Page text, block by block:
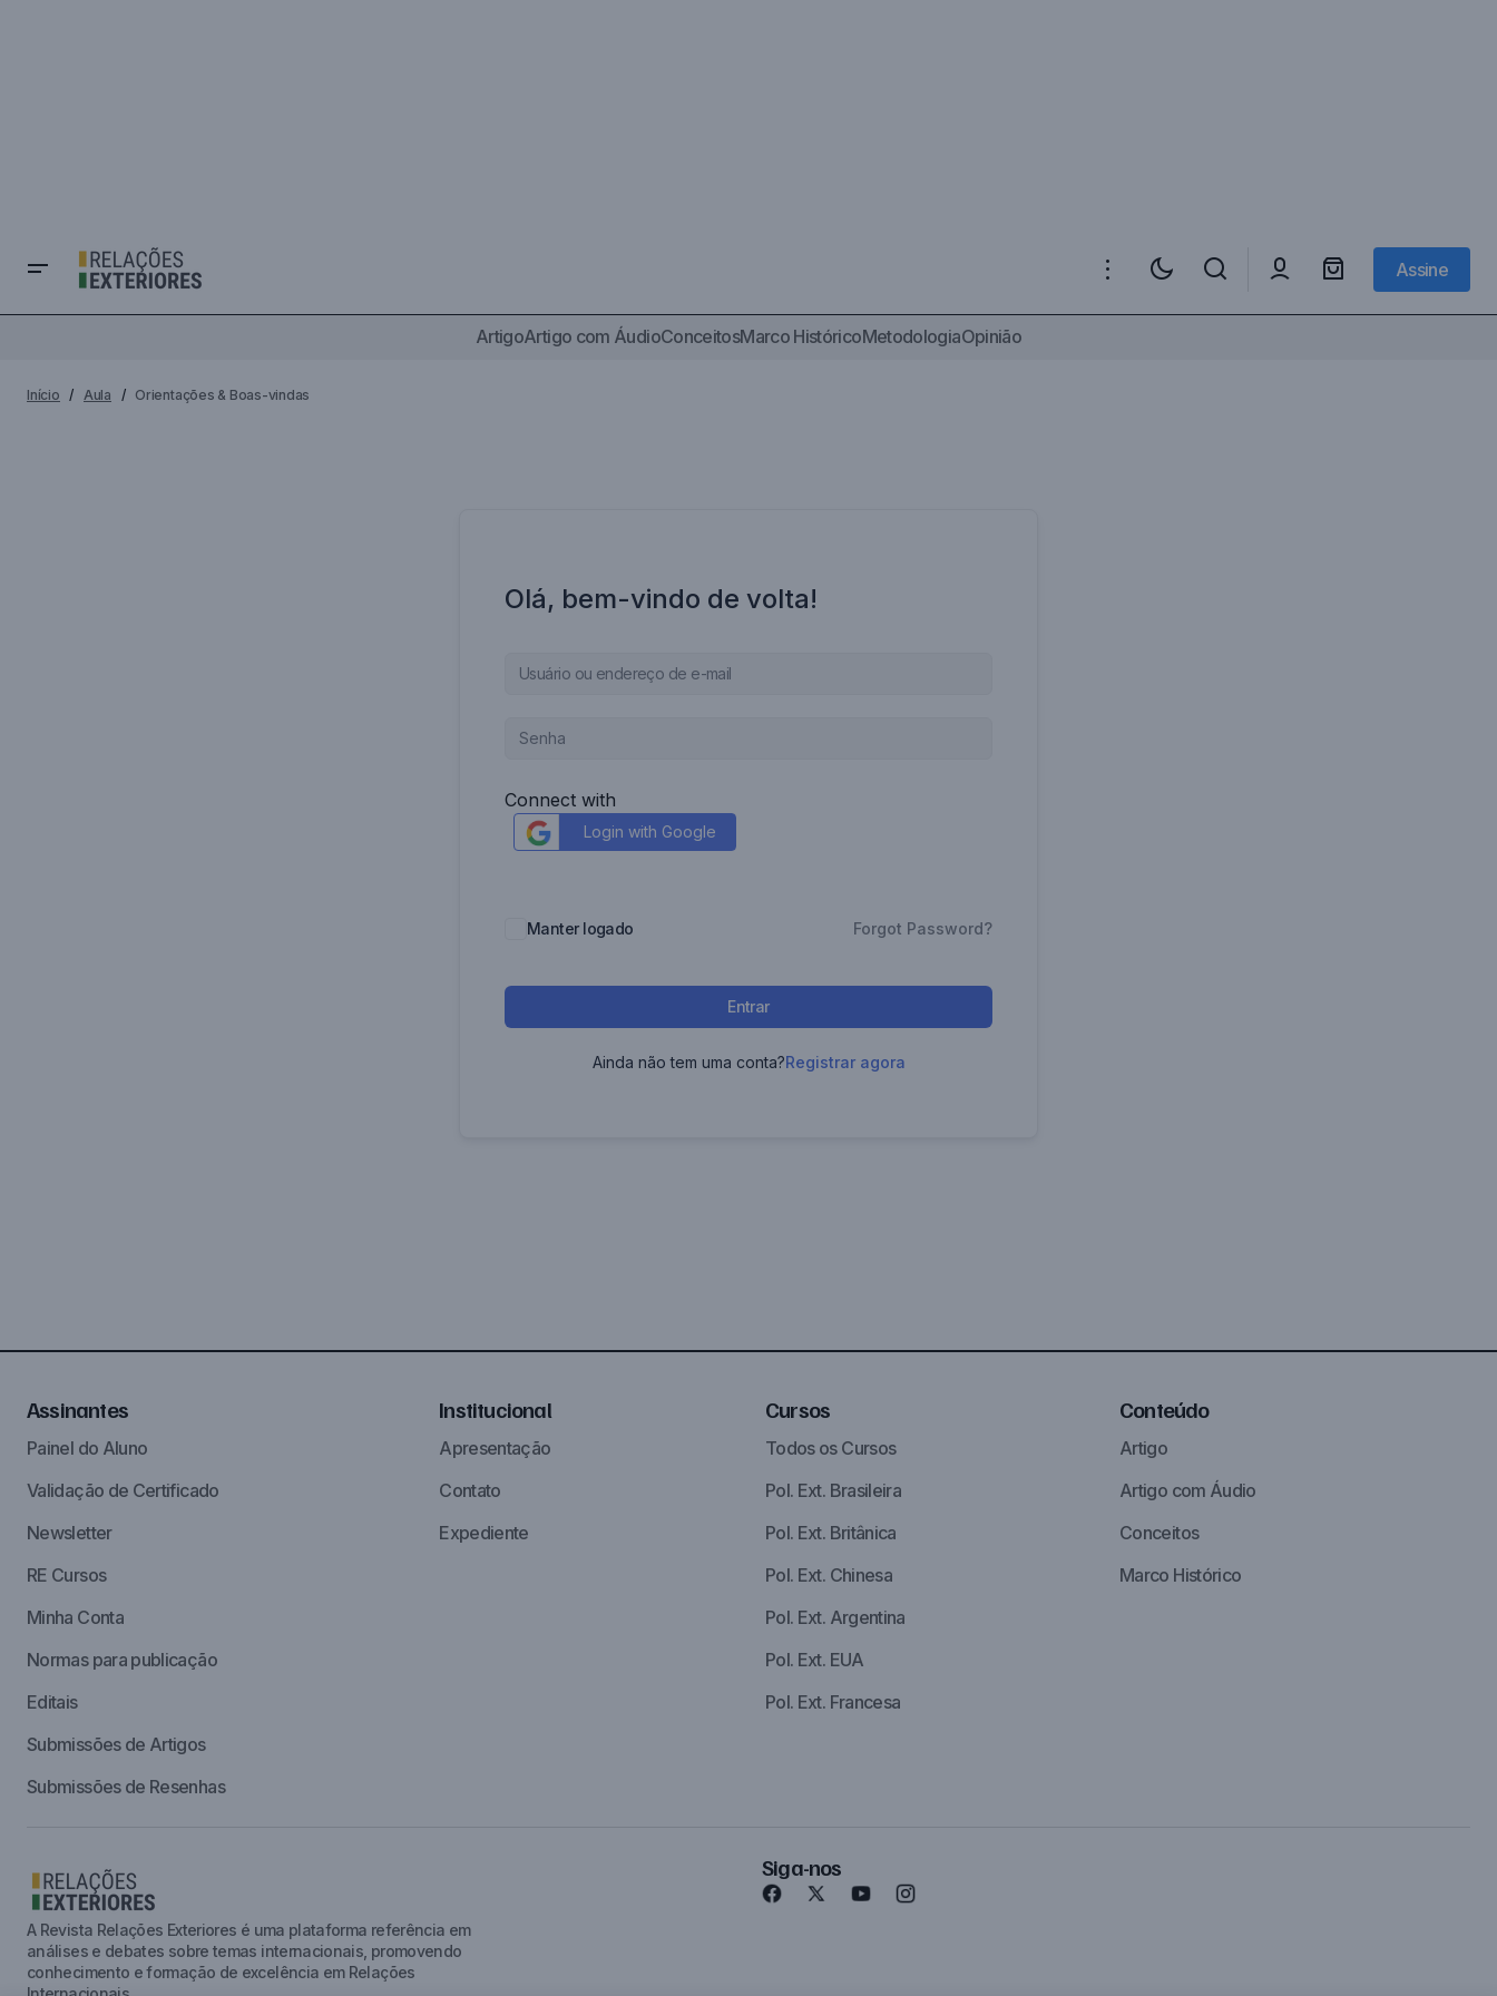
Assine
ArtigoArtigo com ÁudioConceitosMarco HistóricoMetodologiaOpinião
Início Aula Orientações & Boas-vindas
Olá, bem-vindo de volta!
Connect with
Login with Google
Manter logado Forgot Password?
Entrar
Ainda não tem uma conta?Registrar agora
A Revista Relações Exteriores é uma plataforma referência em
análises e debates sobre temas internacionais, promovendo
conhecimento e formação de excelência em Relações
Assinantes
Painel do Aluno
Validação de Certificado
Newsletter
RE Cursos
Minha Conta
Normas para publicação
Editais
Submissões de Artigos
Submissões de Resenhas
Institucional
Apresentação
Contato
Expediente
Cursos
Todos os Cursos
Pol. Ext. Brasileira
Pol. Ext. Britânica
Pol. Ext. Chinesa
Pol. Ext. Argentina
Pol. Ext. EUA
Pol. Ext. Francesa
Conteúdo
Artigo
Artigo com Áudio
Conceitos
Marco Histórico
Siga-nos